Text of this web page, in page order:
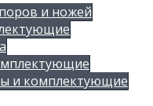
и ножей
и комплектующие